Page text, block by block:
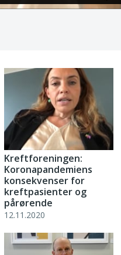
Kreftforeningen:
Koronapandemiens
konsekvenser for
kreftpasienter og
pårørende
12.11.2020